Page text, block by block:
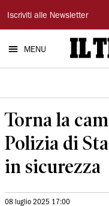
Il
Tirreno
Iscriviti alle Newsletter
MENU
Torna la
Polizia di
in sicurezza
08 luglio 2025 17:00